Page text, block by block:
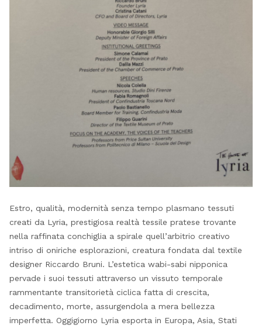
Estro, qualità, modernità senza tempo plasmano tessuti
creati da Lyria, prestigiosa realtà tessile pratese trovante
nella raffinata conchiglia a spirale quell’arbitrio creativo
intriso di oniriche esplorazioni, creatura fondata dal textile
designer Riccardo Bruni. L’estetica wabi-sabi nipponica
pervade i suoi tessuti attraverso un vissuto temporale
rammentante transitorietà ciclica fatta di crescita,
decadimento, morte, assurgendola a mera bellezza
imperfetta. Oggigiorno Lyria esporta in Europa, Asia, Stati